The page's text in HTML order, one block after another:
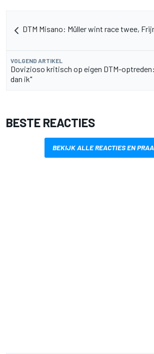
DTM Misano: Müller wint race twee,
VOLGEND ARTIKEL
Dovizioso kritisch op eigen DTM-
dan ik"
BESTE REACTIES
BEKIJK ALLE REACTIES EN